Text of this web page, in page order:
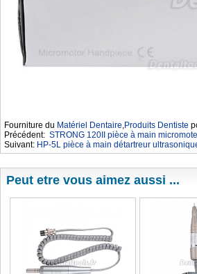
Fourniture du Matériel Dentaire,Produits Dentiste
Précédent: STRONG 120II pièce à main
Suivant: HP-5L pièce à main détartreur
Peut etre vous aimez aussi ...